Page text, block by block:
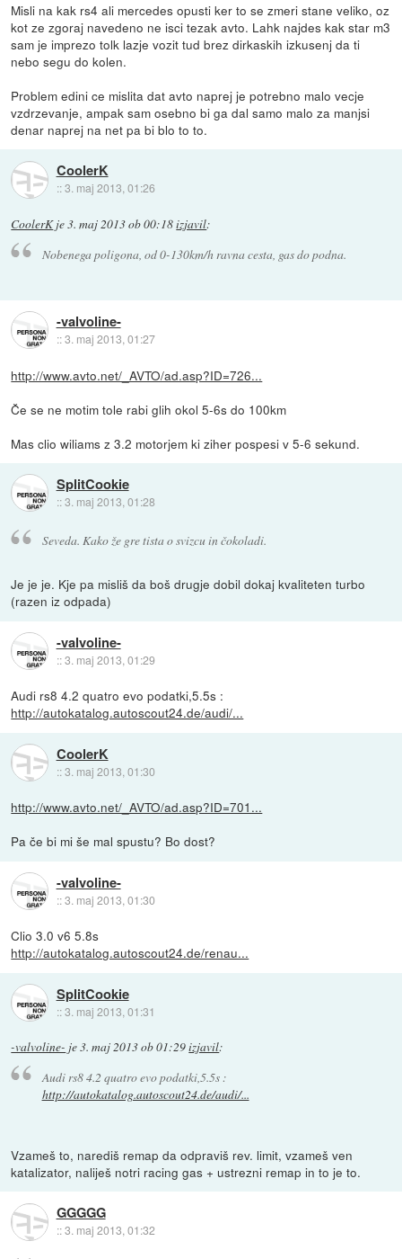
Misli na kak rs4 ali mercedes opusti ker to se zmeri stane veliko, oz
kot ze zgoraj navedeno ne isci tezak avto. Lahk najdes kak star m3
sam je imprezo tolk lazje vozit tud brez dirkaskih izkusenj da ti
nebo segu do kolen.
Problem edini ce mislita dat avto naprej je potrebno malo vecje
vzdrzevanje, ampak sam osebno bi ga dal samo malo za manjsi
denar naprej na net pa bi blo to to.
CoolerK
::3. maj 2013, 01:26
CoolerKje3. maj 2013 ob 00:18izjavil:
Nobenega poligona, od 0-130km/h ravna cesta, gas do podna.
-valvoline-
::3. maj 2013, 01:27
http://www.avto.net/_AVTO/ad.asp?ID=726...
Če se ne motim tole rabi glih okol 5-6s do 100km
Mas clio wiliams z 3.2 motorjem ki ziher pospesi v 5-6 sekund.
SplitCookie
::3. maj 2013, 01:28
Seveda. Kako že gre tista o svizcu in čokoladi.
Je je je. Kje pa misliš da boš drugje dobil dokaj kvaliteten turbo
(razen iz odpada)
-valvoline-
::3. maj 2013, 01:29
Audi rs8 4.2 quatro evo podatki,5.5s :
http://autokatalog.autoscout24.de/audi/...
CoolerK
::3. maj 2013, 01:30
http://www.avto.net/_AVTO/ad.asp?ID=701...
Pa če bi mi še mal spustu? Bo dost?
-valvoline-
::3. maj 2013, 01:30
Clio 3.0 v6 5.8s
http://autokatalog.autoscout24.de/renau...
SplitCookie
::3. maj 2013, 01:31
-valvoline- je3. maj 2013 ob 01:29izjavil:
Audi rs8 4.2 quatro evo podatki,5.5s :
http://autokatalog.autoscout24.de/audi/...
Vzameš to, narediš remap da odpraviš rev. limit, vzameš ven
katalizator, naliješ notri racing gas + ustrezni remap in to je to.
GGGGG
::3. maj 2013, 01:32